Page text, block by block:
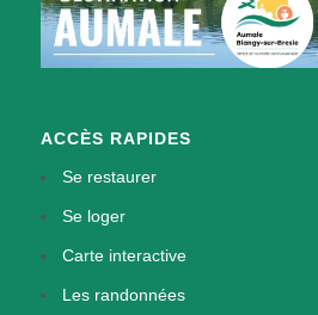
ACCÈS RAPIDES
Se restaurer
Se loger
Carte interactive
Les randonnées